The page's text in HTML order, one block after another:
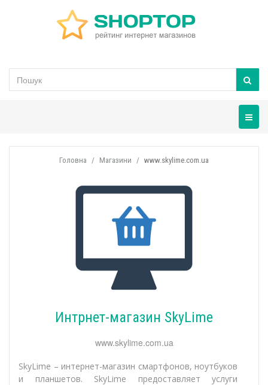
Головна Магазини www.skylime.com.ua
Интрнет-магазин SkyLime
www.skylime.com.ua
SkyLime – интернет-магазин смартфонов, ноутбуков
и планшетов. SkyLime предоставляет услуги